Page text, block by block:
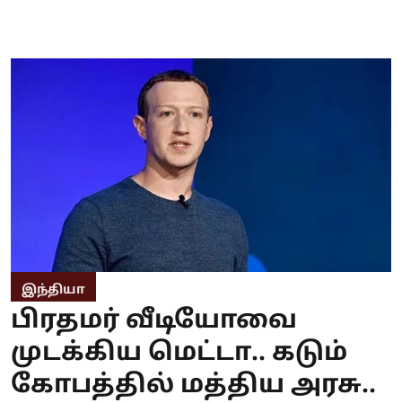
இந்தியா
பிரதமர் வீடியோவை
முடக்கிய மெட்டா.. கடும்
கோபத்தில் மத்திய அரசு..